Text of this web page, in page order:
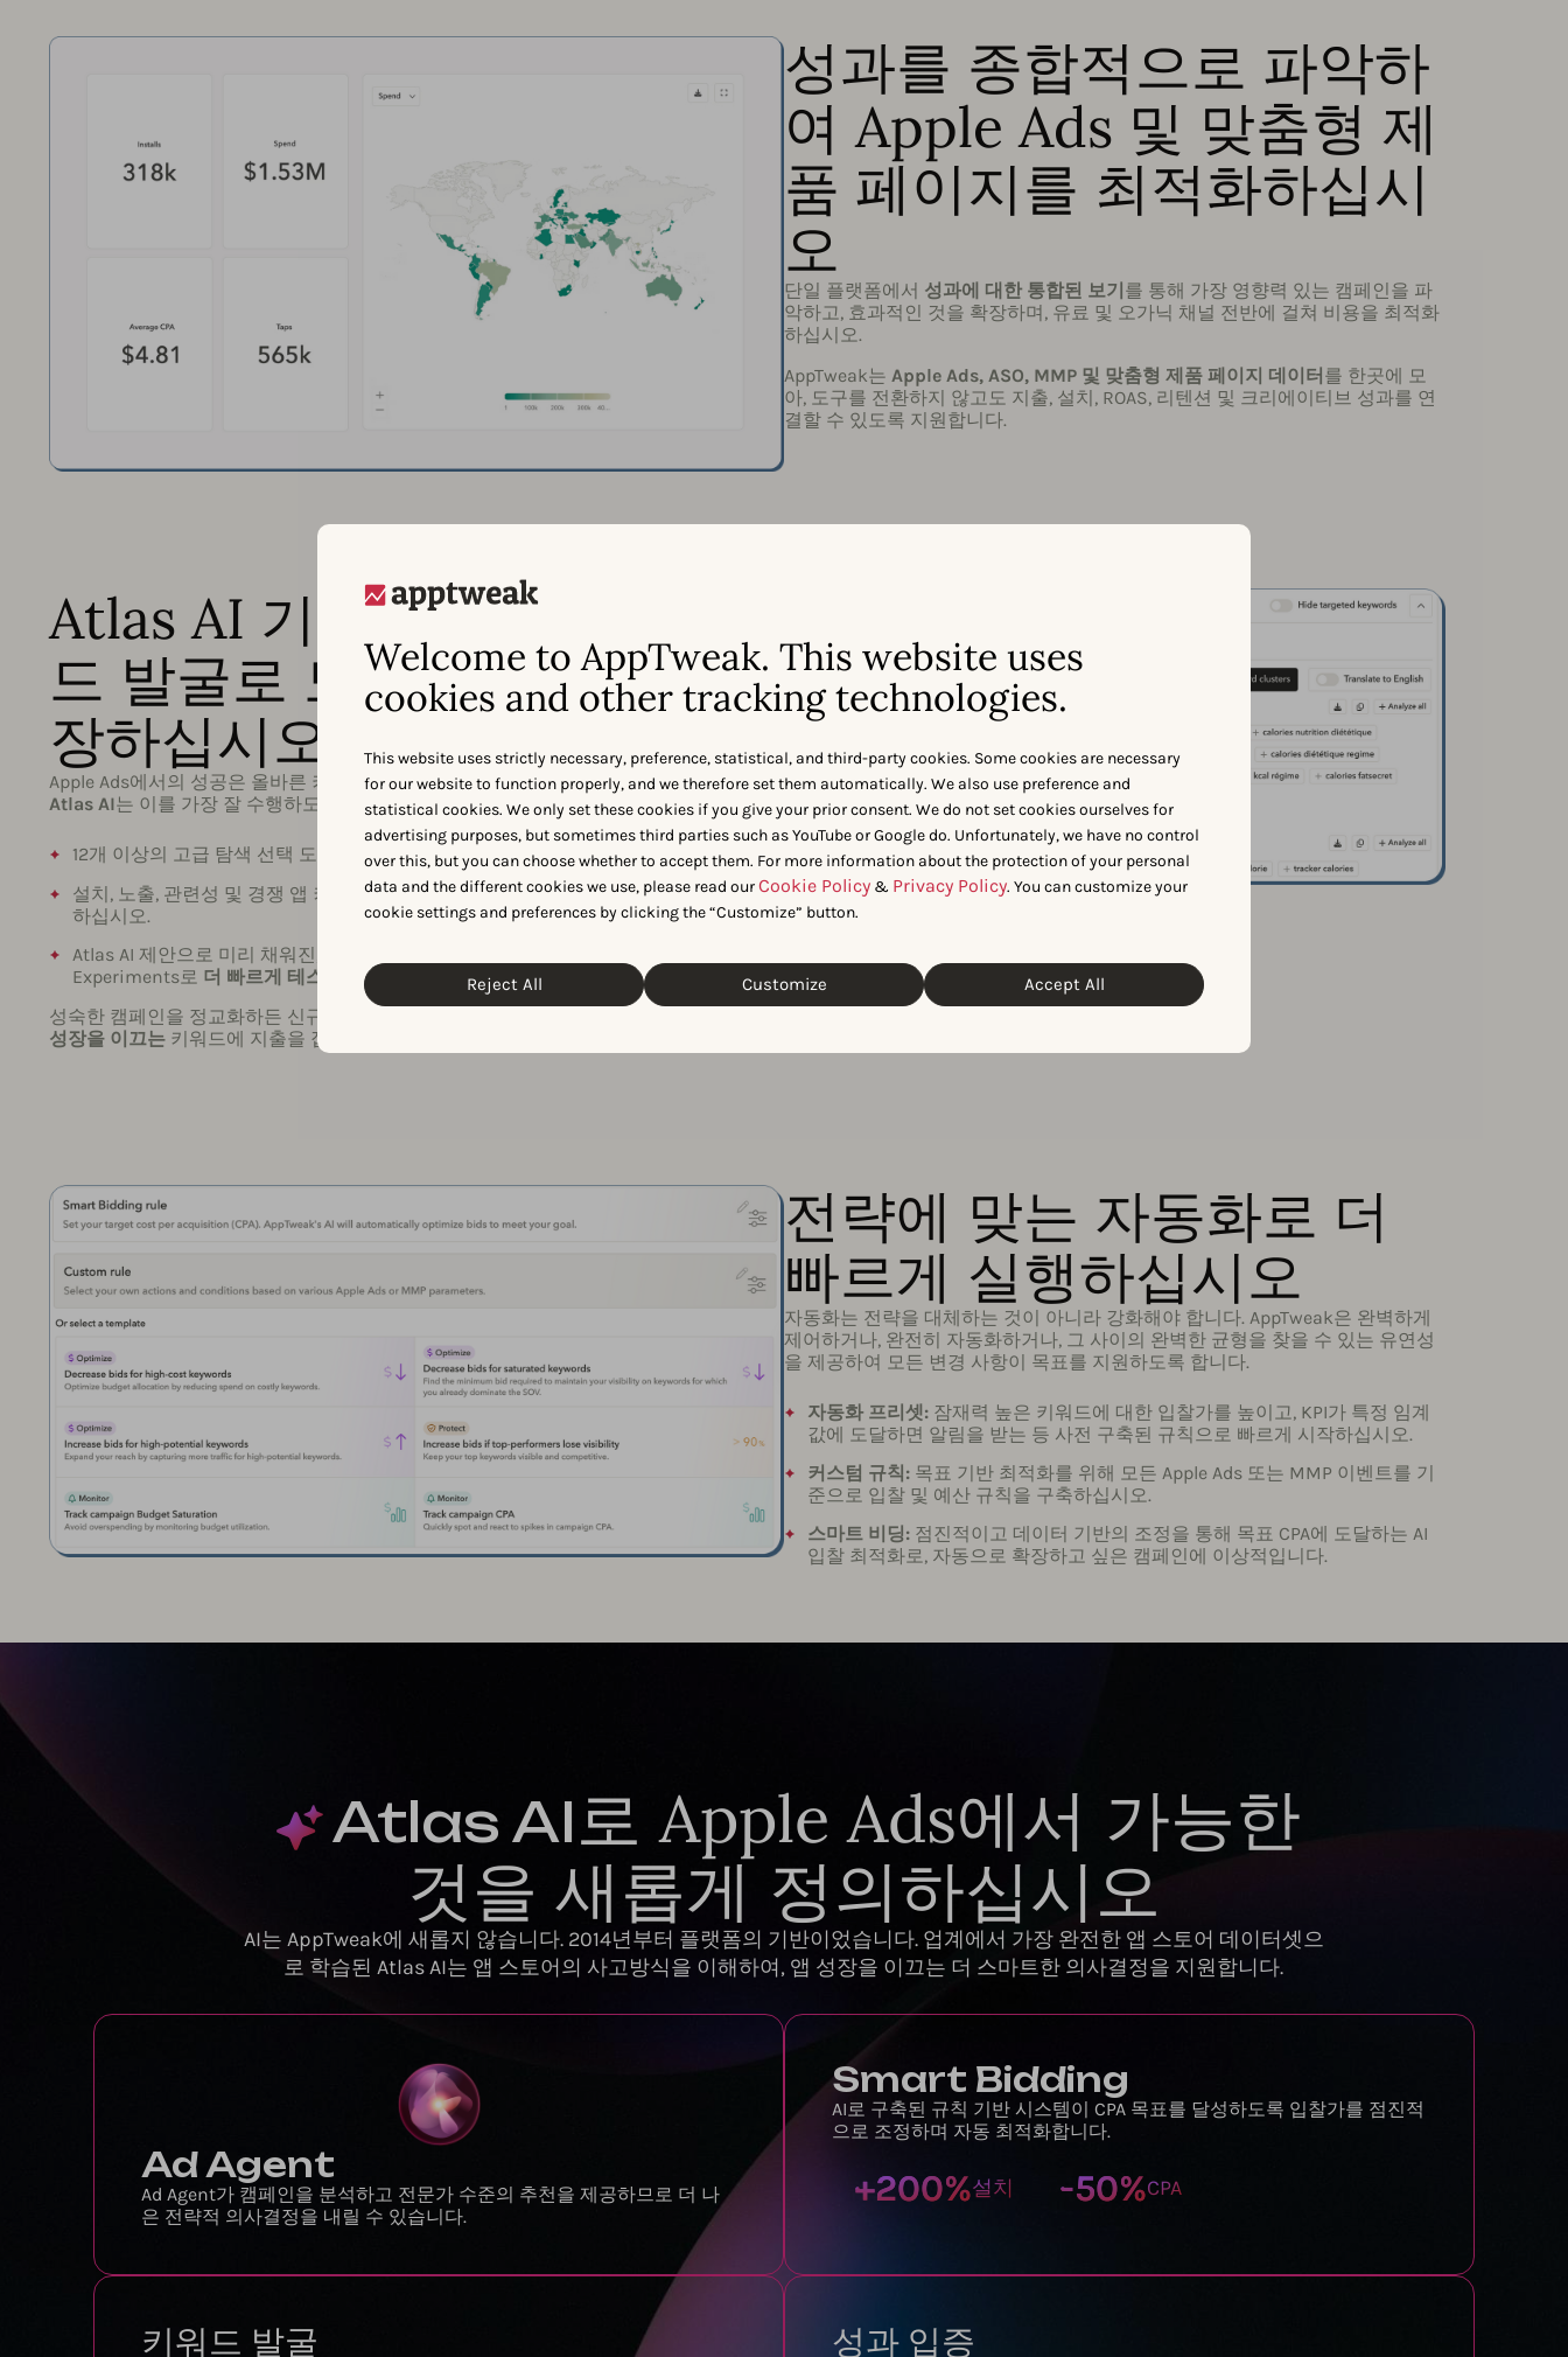
Welcome to AppTweak. This website uses
cookies and other tracking technologies.
This website uses strictly necessary, preference, statistical, and third-party cookies. Some cookies are necessary
for our website to function properly, and we therefore set them automatically. We also use preference and
statistical cookies. We only set these cookies if you give your prior consent. We do not set cookies ourselves for
advertising purposes, but sometimes third parties such as YouTube or Google do. Unfortunately, we have no control
over this, but you can choose whether to accept them. For more information about the protection of your personal
data and the different cookies we use, please read ourCookie Policy & Privacy Policy. You can customize your
cookie settings and preferences by clicking the “Customize” button.
Reject All Customize Accept All
성과를 종합적으로 파악하
여 Apple Ads 및 맞춤형 제
품 페이지를 최적화하십시
오
단일 플랫폼에서 성과에 대한 통합된 보기를 통해 가장 영향력 있는 캠페인을 파
악하고, 효과적인 것을 확장하며, 유료 및 오가닉 채널 전반에 걸쳐 비용을 최적화
하십시오.
AppTweak는 Apple Ads, ASO, MMP 및 맞춤형 제품 페이지 데이터를 한곳에 모
아, 도구를 전환하지 않고도 지출, 설치, ROAS, 리텐션 및 크리에이티브 성과를 연
결할 수 있도록 지원합니다.
Atlas AI 기반의 고급 키워
드 발굴로 도달 범위를 확
장하십시오
Apple Ads에서의 성공은 올바른 키워드를 발굴하고 확장하는 것에서 시작되며,
Atlas AI는 이를 가장 잘 수행하도록 설계되었습니다.
12개 이상의 고급 탐색 선택 도구로 수천 개의 시장별 키워드를 찾아내십시오.
설치, 노출, 관련성 및 경쟁 앱 커버리지 지표로최고의 기회를 우선순위로 설정
하십시오.
Atlas AI 제안으로 미리 채워진, 통제된 정확 일치 캠페인인 Exact Discovery
Experiments로 더 빠르게 테스트하고 성과가 좋은 용어를 확장
하십시오.
성숙한 캠페인을 정교화하든 신규 시장으로 확장하든, Atlas AI는
성장을 이끄는 키워드에 지출을 집중하도록 지원합니다.
전략에 맞는 자동화로 더
빠르게 실행하십시오
자동화는 전략을 대체하는 것이 아니라 강화해야 합니다. AppTweak은 완벽하게
제어하거나, 완전히 자동화하거나, 그 사이의 완벽한 균형을 찾을 수 있는 유연성
을 제공하여 모든 변경 사항이 목표를 지원하도록 합니다.
자동화 프리셋: 잠재력 높은 키워드에 대한 입찰가를 높이고, KPI가 특정 임계
값에 도달하면 알림을 받는 등 사전 구축된 규칙으로 빠르게 시작하십시오.
커스텀 규칙: 목표 기반 최적화를 위해 모든 Apple Ads 또는 MMP 이벤트를 기
준으로 입찰 및 예산 규칙을 구축하십시오.
스마트 비딩: 점진적이고 데이터 기반의 조정을 통해 목표 CPA에 도달하는 AI
입찰 최적화로, 자동으로 확장하고 싶은 캠페인에 이상적입니다.
Atlas AI로 Apple Ads에서 가능한
것을 새롭게 정의하십시오
AI는 AppTweak에 새롭지 않습니다. 2014년부터 플랫폼의 기반이었습니다. 업계에서 가장 완전한 앱 스토어 데이터셋으
로 학습된 Atlas AI는 앱 스토어의 사고방식을 이해하여, 앱 성장을 이끄는 더 스마트한 의사결정을 지원합니다.
Ad Agent
Ad Agent가 캠페인을 분석하고 전문가 수준의 추천을 제공하므로 더 나
은 전략적 의사결정을 내릴 수 있습니다.
Smart Bidding
AI로 구축된 규칙 기반 시스템이 CPA 목표를 달성하도록 입찰가를 점진적
으로 조정하며 자동 최적화합니다.
+200%설치 -50%CPA
키워드 발굴 성과 입증